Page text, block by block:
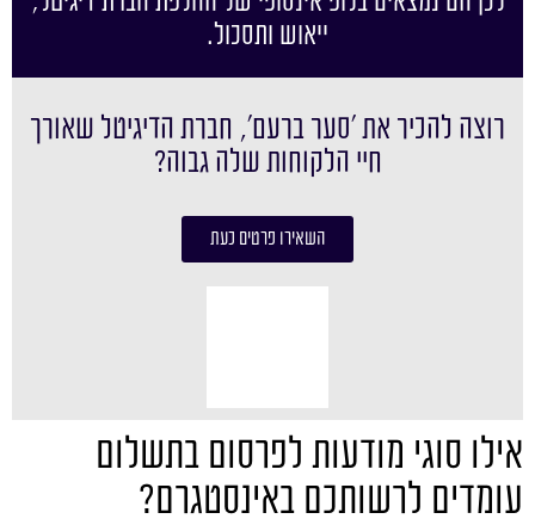
ייאוש ותסכול.
רוצה להכיר את ׳סער ברעם׳, חברת הדיגיטל שאורך
חיי הלקוחות שלה גבוה?
השאירו פרטים כעת
אילו סוגי מודעות לפרסום בתשלום
עומדים לרשותכם באינסטגרם?